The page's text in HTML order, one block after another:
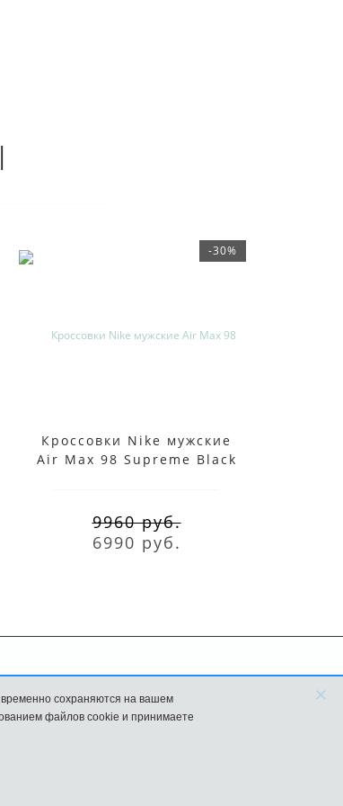
-30%
Кроссовки Nike мужские
Air Max 98 Supreme Black
9960 руб.
6990 руб.
Новости
сохраняются на вашем
файлов cookie и принимаете
×